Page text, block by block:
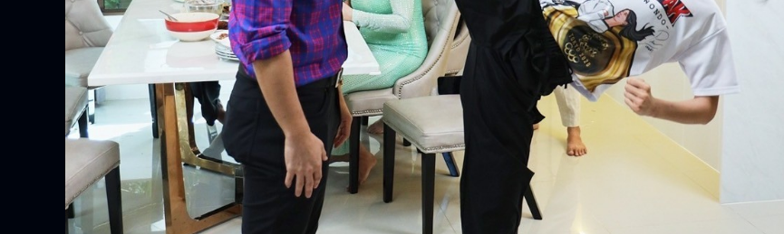
ข่าวประชาสัมพันธ์อื่นๆ